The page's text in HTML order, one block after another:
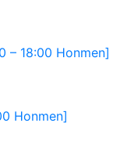
– 18:00 Honmen]
Honmen]